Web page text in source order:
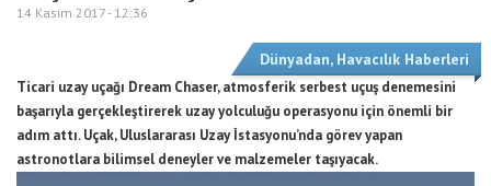
14 Kasım 2017 - 12:36
Dünyadan, Havacılık Haberleri
Ticari uzay uçağı Dream Chaser, atmosferik serbest uçuş denemesini
başarıyla gerçekleştirerek uzay yolculuğu operasyonu için önemli bir
adım attı. Uçak, Uluslararası Uzay İstasyonu’nda görev yapan
astronotlara bilimsel deneyler ve malzemeler taşıyacak.